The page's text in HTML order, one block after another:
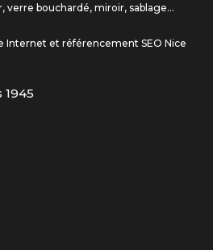
verre bouchardé, miroir, sablage...
Internet et référencement SEO Nice